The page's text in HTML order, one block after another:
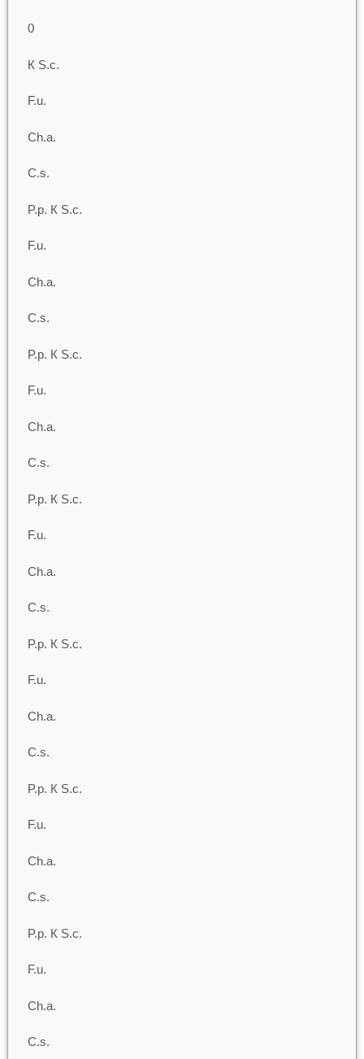
0
К S.c.
F.u.
Ch.a.
C.s.
P.p. К S.c.
F.u.
Ch.a.
C.s.
P.p. К S.c.
F.u.
Ch.a.
C.s.
P.p. К S.c.
F.u.
Ch.a.
C.s.
P.p. К S.c.
F.u.
Ch.a.
C.s.
P.p. К S.c.
F.u.
Ch.a.
C.s.
P.p. К S.c.
F.u.
Ch.a.
C.s.